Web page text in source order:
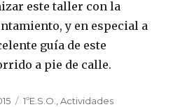
este taller con la
y en especial a
guía de este
a pie de calle.
Categorías
1ºE.S.O. ,Actividades